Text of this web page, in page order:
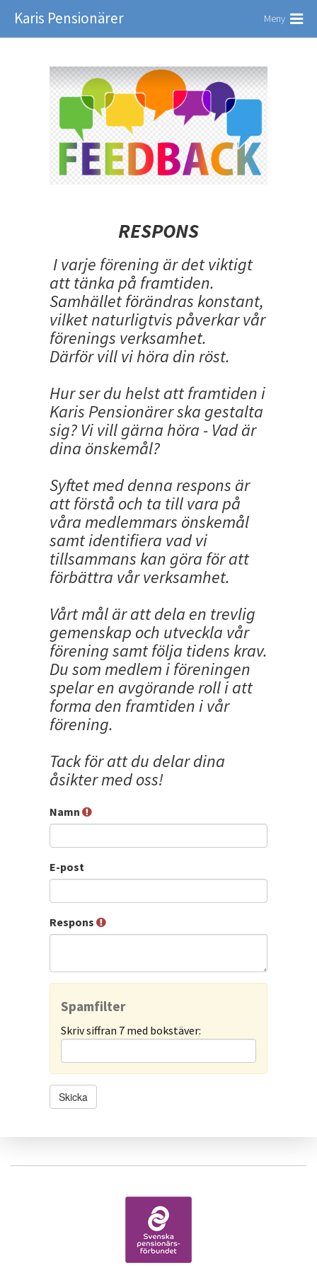
Karis Pensionärer Meny
RESPONS
I varje förening är det viktigt
att tänka på framtiden.
Samhället förändras konstant,
vilket naturligtvis påverkar vår
förenings verksamhet.
Därför vill vi höra din röst.
Hur ser du helst att framtiden i
Karis Pensionärer ska gestalta
sig? Vi vill gärna höra - Vad är
dina önskemål?
Syftet med denna respons är
att förstå och ta till vara på
våra medlemmars önskemål
samt identifiera vad vi
tillsammans kan göra för att
förbättra vår verksamhet.
Vårt mål är att dela en trevlig
gemenskap och utveckla vår
förening samt följa tidens krav.
Du som medlem i föreningen
spelar en avgörande roll i att
forma den framtiden i vår
förening.
Tack för att du delar dina
åsikter med oss!
Namn
E-post
Respons
Spamfilter
Skriv siffran 7 med bokstäver: